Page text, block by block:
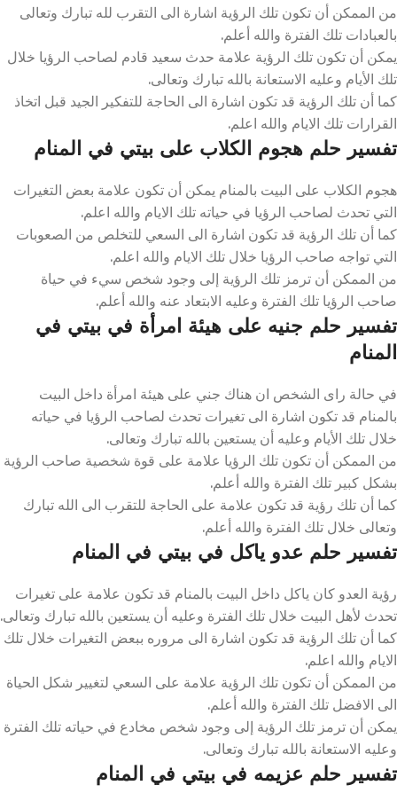
من الممكن أن تكون تلك الرؤية اشارة الى التقرب لله تبارك وتعالى
بالعبادات تلك الفترة والله أعلم.
يمكن أن تكون تلك الرؤية علامة حدث سعيد قادم لصاحب الرؤيا خلال
تلك الأيام وعليه الاستعانة بالله تبارك وتعالى.
كما أن تلك الرؤية قد تكون اشارة الى الحاجة للتفكير الجيد قبل اتخاذ
القرارات تلك الايام والله اعلم.
تفسير حلم هجوم الكلاب على بيتي في المنام
هجوم الكلاب على البيت بالمنام يمكن أن تكون علامة بعض التغيرات
التي تحدث لصاحب الرؤيا في حياته تلك الايام والله اعلم.
كما أن تلك الرؤية قد تكون اشارة الى السعي للتخلص من الصعوبات
التي تواجه صاحب الرؤيا خلال تلك الايام والله اعلم.
من الممكن أن ترمز تلك الرؤية إلى وجود شخص سيء في حياة
صاحب الرؤيا تلك الفترة وعليه الابتعاد عنه والله أعلم.
تفسير حلم جنيه على هيئة امرأة في بيتي في
المنام
في حالة راى الشخص ان هناك جني على هيئة امرأة داخل البيت
بالمنام قد تكون اشارة الى تغيرات تحدث لصاحب الرؤيا في حياته
خلال تلك الأيام وعليه أن يستعين بالله تبارك وتعالى.
من الممكن أن تكون تلك الرؤيا علامة على قوة شخصية صاحب الرؤية
بشكل كبير تلك الفترة والله أعلم.
كما أن تلك رؤية قد تكون علامة على الحاجة للتقرب الى الله تبارك
وتعالى خلال تلك الفترة والله أعلم.
تفسير حلم عدو ياكل في بيتي في المنام
رؤية العدو كان ياكل داخل البيت بالمنام قد تكون علامة على تغيرات
تحدث لأهل البيت خلال تلك الفترة وعليه أن يستعين بالله تبارك وتعالى.
كما أن تلك الرؤية قد تكون اشارة الى مروره ببعض التغيرات خلال تلك
الايام والله اعلم.
من الممكن أن تكون تلك الرؤية علامة على السعي لتغيير شكل الحياة
الى الافضل تلك الفترة والله أعلم.
يمكن أن ترمز تلك الرؤية إلى وجود شخص مخادع في حياته تلك الفترة
وعليه الاستعانة بالله تبارك وتعالى.
تفسير حلم عزيمه في بيتي في المنام